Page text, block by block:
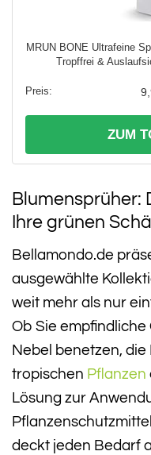
MRUN BONE Ultrafeine
Tropffrei &
ZUM
Blumensprüher:
Ihre grünen
Bellamondo.de
ausgewählte
weit mehr als nur
Ob Sie
Nebel benetzen,
tropischen Pflanzen
Lösung zur
deckt jeden Bedarf